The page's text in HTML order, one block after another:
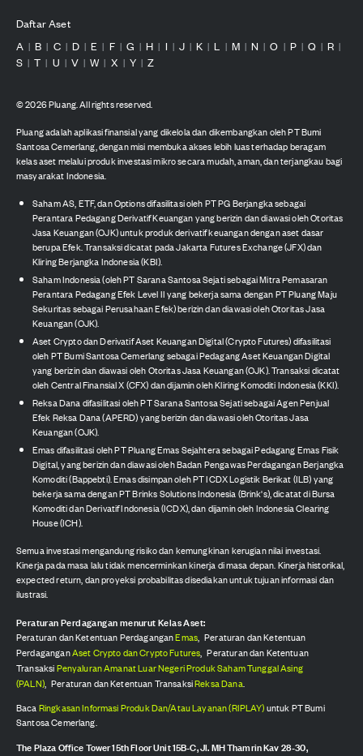
Daftar Aset
A | B | C | D | E | F | G | H | I | J | K | L | M | N | O | P | Q | R |
S | T | U | V | W | X | Y | Z
©2026Pluang. All rights reserved.
Pluang adalah aplikasi finansial yang dikelola dan dikembangkan oleh PT Bumi
Santosa Cemerlang, dengan misi membuka akses lebih luas terhadap beragam
kelas aset melalui produk investasi mikro secara mudah, aman, dan terjangkau bagi
masyarakat Indonesia.
Saham AS, ETF, dan Options difasilitasi oleh PT PG Berjangka sebagai
Perantara Pedagang Derivatif Keuangan yang berizin dan diawasi oleh Otoritas
Jasa Keuangan (OJK) untuk produk derivatif keuangan dengan aset dasar
berupa Efek. Transaksi dicatat pada Jakarta Futures Exchange (JFX) dan
Kliring Berjangka Indonesia (KBI).
Saham Indonesia (oleh PT Sarana Santosa Sejati sebagai Mitra Pemasaran
Perantara Pedagang Efek Level II yang bekerja sama dengan PT Pluang Maju
Sekuritas sebagai Perusahaan Efek) berizin dan diawasi oleh Otoritas Jasa
Keuangan (OJK).
Aset Crypto dan Derivatif Aset Keuangan Digital (Crypto Futures) difasilitasi
oleh PT Bumi Santosa Cemerlang sebagai Pedagang Aset Keuangan Digital
yang berizin dan diawasi oleh Otoritas Jasa Keuangan (OJK). Transaksi dicatat
oleh Central Finansial X (CFX) dan dijamin oleh Kliring Komoditi Indonesia (KKI).
Reksa Dana difasilitasi oleh PT Sarana Santosa Sejati sebagai Agen Penjual
Efek Reksa Dana (APERD) yang berizin dan diawasi oleh Otoritas Jasa
Keuangan (OJK).
Emas difasilitasi oleh PT Pluang Emas Sejahtera sebagai Pedagang Emas Fisik
Digital, yang berizin dan diawasi oleh Badan Pengawas Perdagangan Berjangka
Komoditi (Bappebti). Emas disimpan oleh PT ICDX Logistik Berikat (ILB) yang
bekerja sama dengan PT Brinks Solutions Indonesia (Brink's), dicatat di Bursa
Komoditi dan Derivatif Indonesia (ICDX), dan dijamin oleh Indonesia Clearing
House (ICH).
Semua investasi mengandung risiko dan kemungkinan kerugian nilai investasi.
Kinerja pada masa lalu tidak mencerminkan kinerja di masa depan. Kinerja historikal,
expected return, dan proyeksi probabilitas disediakan untuk tujuan informasi dan
ilustrasi.
Peraturan Perdagangan menurut Kelas Aset:
Peraturan dan Ketentuan PerdaganganEmas, Peraturan dan Ketentuan
PerdaganganAset Crypto dan Crypto Futures, Peraturan dan Ketentuan
TransaksiPenyaluran Amanat Luar Negeri Produk Saham Tunggal Asing
(PALN), Peraturan dan Ketentuan TransaksiReksa Dana.
BacaRingkasan Informasi Produk Dan/Atau Layanan (RIPLAY)untuk PT Bumi
Santosa Cemerlang.
The Plaza Office Tower 15th Floor Unit 15B-C, Jl. MH Thamrin Kav 28-30,